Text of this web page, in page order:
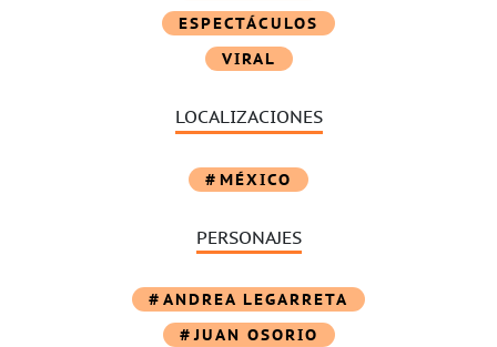
ESPECTÁCULOS
VIRAL
LOCALIZACIONES
MÉXICO
PERSONAJES
ANDREA LEGARRETA
JUAN OSORIO